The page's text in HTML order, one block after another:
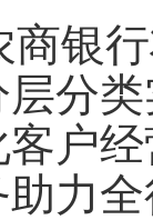
银
分
户
力